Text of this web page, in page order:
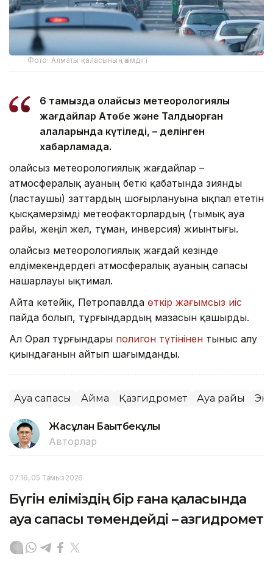
Фото: Алматы қаласының әкімдігі
6 тамызда қолайсыз метеорологиялық
жағдайлар Ақтөбе және Талдықорған
қалаларында күтіледі, – делінген
хабарламада.
Қолайсыз метеорологиялық жағдайлар –
атмосфералық ауаның беткі қабатында зиянды
(ластаушы) заттардың шоғырлануына ықпал ететін
қысқамерзімді метеофакторлардың (тымық ауа
райы, жеңіл жел, тұман, инверсия) жиынтығы.
Қолайсыз метеорологиялық жағдай кезінде
елдімекендердегі атмосфералық ауаның сапасы
нашарлауы ықтимал.
Айта кетейік, Петропавлда өткір жағымсыз иіс
пайда болып, тұрғындардың мазасын қашырды.
Ал Орал тұрғындары полигон түтінінен тыныс алу
қиындағанын айтып шағымданды.
Ауа сапасы Аймақ Қазгидромет Ауа райы
Жасұлан Бақытбекұлы
Авторлар
07:16, 05 Тамыз 2026
Бүгін еліміздің бір ғана қаласында
ауа сапасы төмендейді – Қазгидромет